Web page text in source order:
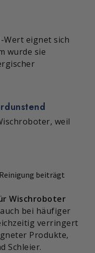
Wert eignet sich
wurde sie
weil
beiträgt
Wischroboter
bei häufiger
verringert
Produkte,
Schleier.